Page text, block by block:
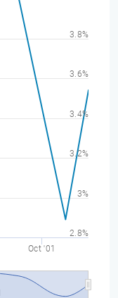
Oct '01
2.8%
3%
3.2%
3.4%
3.6%
3.8%